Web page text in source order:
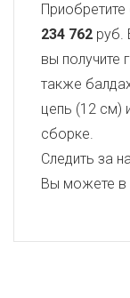
Приобретите
234 762 руб.
вы получите
также
цепь (12 см)
сборке.
Следить за
Вы можете в